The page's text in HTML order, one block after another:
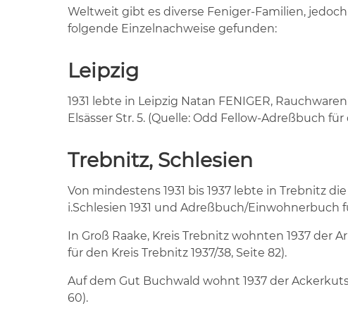
Weltweit gibt es diverse Feniger-Familien,
folgende Einzelnachweise gefunden:
Leipzig
1931 lebte in Leipzig Natan FENIGER,
Elsässer Str. 5. (Quelle: Odd Fellow-Adreßbuch für
Trebnitz, Schlesien
Von mindestens 1931 bis 1937 lebte in Trebnitz
i.Schlesien 1931 und Adreßbuch/Einwohnerbuch
In Groß Raake, Kreis Trebnitz wohnten 1937 der
für den Kreis Trebnitz 1937/38, Seite 82).
Auf dem Gut Buchwald wohnt 1937 der
60).